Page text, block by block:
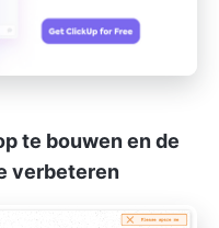
te bouwen en de
verbeteren